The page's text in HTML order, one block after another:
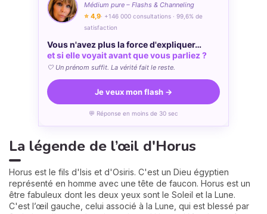
Médium pure – Flashs & Channeling
⭐ 4,9· +146 000 consultations · 99,6% de
satisfaction
Vous n'avez plus la force d'expliquer…
et si elle voyait avant que vous parliez ?
🤍 Un prénom suffit. La vérité fait le reste.
Je veux mon flash →
💬 Réponse en moins de 30 sec
La légende de l’œil d'Horus
Horus est le fils d'Isis et d'Osiris. C'est un Dieu égyptien
représenté en homme avec une tête de faucon. Horus est un
être fabuleux dont les deux yeux sont le Soleil et la Lune.
C'est l’œil gauche, celui associé à la Lune, qui est blessé par